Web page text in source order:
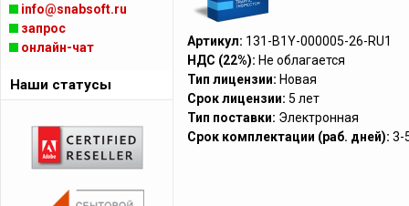
Артикул: 131-B1Y-000005-26-RU1
НДС (22%): Не облагается
Тип лицензии: Новая
Срок лицензии: 5 лет
Тип поставки: Электронная
Срок комплектации (раб. дней): 3-
info@snabsoft.ru
запрос
онлайн-чат
Наши статусы